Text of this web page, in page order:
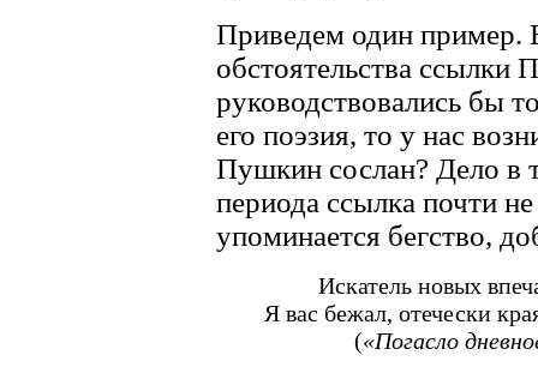
Приведем один пример.
обстоятельства ссылки
руководствовались бы
его поэзия, то у нас
Пушкин сослан? Дело в
периода ссылка почти
упоминается бегство,
Искатель новых
Я вас бежал, отечески
(«Погасло